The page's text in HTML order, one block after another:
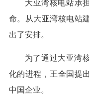
大亚湾核电站承
命。从大亚湾核电站
出了安排。
为了通过大亚湾
化的进程，王全国提
中国企业。